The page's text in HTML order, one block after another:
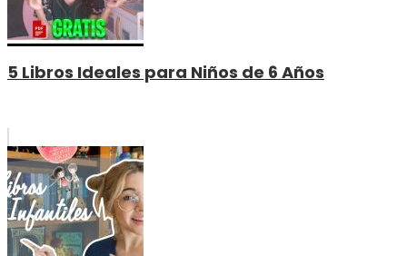
5 Libros Ideales para Niños de 6 Años